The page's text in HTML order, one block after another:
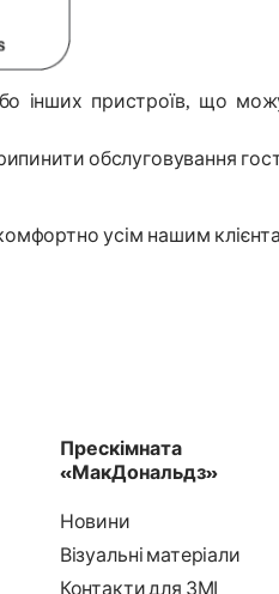
інших пристроїв, що
обслуговування
усім нашим
Прескімната
«МакДональдз»
Новини
Візуальні матеріали